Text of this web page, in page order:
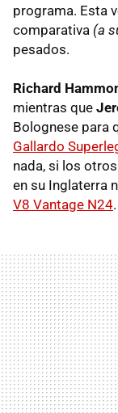
programa. Esta
comparativa (a
pesados.
Richard
mientras que
Bolognese para
Gallardo
nada, si los
en su Inglaterra
V8 Vantage N24.